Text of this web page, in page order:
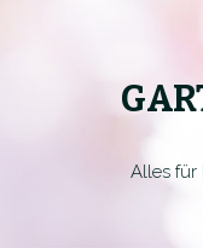
Alles für